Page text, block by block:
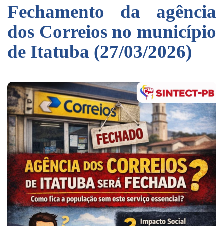
Fechamento da agência
dos Correios no município
de Itatuba (27/03/2026)